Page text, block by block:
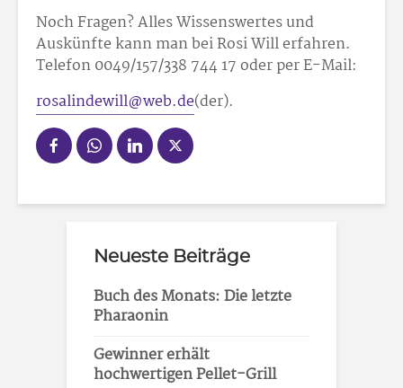
Noch Fragen? Alles Wissenswertes und
Auskünfte kann man bei Rosi Will erfahren.
Telefon 0049/157/338 744 17 oder per E-Mail:
rosalindewill@web.de(der).
Neueste Beiträge
Buch des Monats: Die letzte
Pharaonin
Gewinner erhält
hochwertigen Pellet-Grill